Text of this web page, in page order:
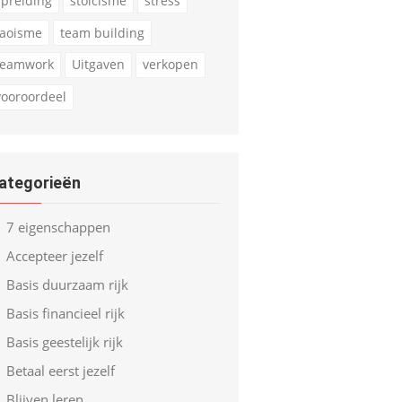
team building
Uitgaven
verkopen
7 eigenschappen
Accepteer jezelf
Basis duurzaam rijk
Basis financieel rijk
Basis geestelijk rijk
Betaal eerst jezelf